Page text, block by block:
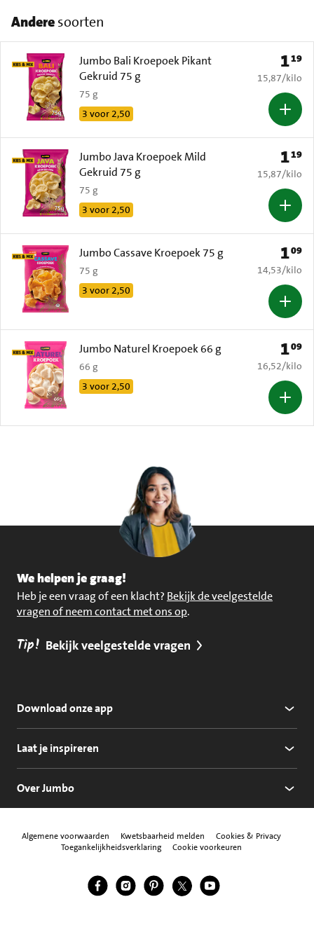
Anderesoorten
Jumbo Bali Kroepoek Pikant
Gekruid 75 g
75 g
3 voor 2,50
Prijs:
119
€ 15,87 per
15,87/kilo
Jumbo Java Kroepoek Mild
Gekruid 75 g
75 g
3 voor 2,50
Prijs:
119
€ 15,87 per
15,87/kilo
Jumbo Cassave Kroepoek 75 g
75 g
3 voor 2,50
Prijs:
109
€ 14,53 per
14,53/kilo
Jumbo Naturel Kroepoek 66 g
66 g
3 voor 2,50
Prijs:
109
€ 16,52 per
16,52/kilo
We helpen je graag!
Heb je een vraag of een klacht? Bekijk de veelgestelde
vragen of neem contact met ons op.
Tip! Bekijk veelgestelde vragen
Download onze app
Laat je inspireren
Over Jumbo
Algemene voorwaarden Kwetsbaarheid melden
Cookies & Privacy
Toegankelijkheidsverklaring
Cookie voorkeuren
Volg ons
Jumbo Facebook
Jumbo Instagram
Jumbo Pinterest
Jumbo Twitter
Jumbo YouTube